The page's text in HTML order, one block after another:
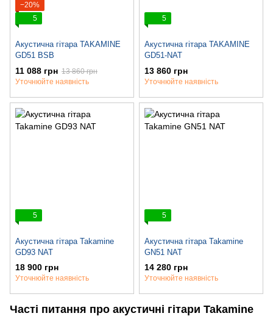
−20%
5
Акустична гітара TAKAMINE
GD51 BSB
11 088 грн 13 860 грн
Уточнюйте наявність
5
Акустична гітара TAKAMINE
GD51-NAT
13 860 грн
Уточнюйте наявність
5
Акустична гітара Takamine
GD93 NAT
18 900 грн
Уточнюйте наявність
5
Акустична гітара Takamine
GN51 NAT
14 280 грн
Уточнюйте наявність
Часті питання про акустичні гітари Takamine